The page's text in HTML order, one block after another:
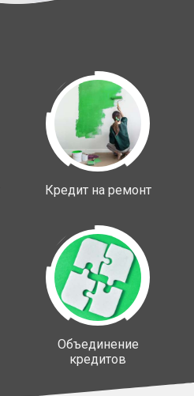
Кредит на ремонт
Объединение
кредитов